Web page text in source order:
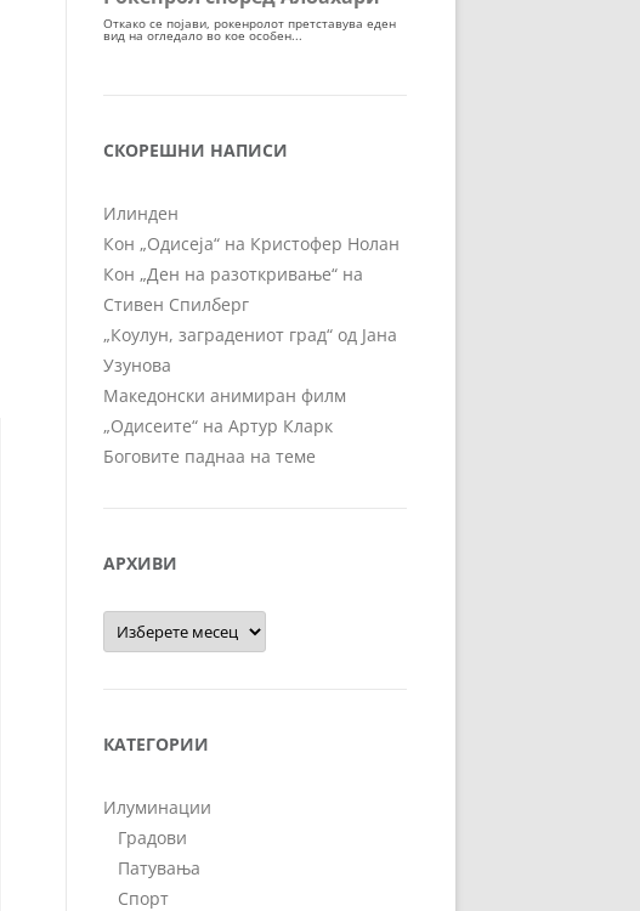
СКОРЕШНИ НАПИСИ
Илинден
Кон „Одисеја“ на Кристофер Нолан
Кон „Ден на разоткривање“ на
Стивен Спилберг
„Коулун, заградениот град“ од Јана
Узунова
Македонски анимиран филм
„Одисеите“ на Артур Кларк
Боговите паднаа на теме
АРХИВИ
Архиви
КАТЕГОРИИ
Илуминации
Градови
Патувања
Спорт